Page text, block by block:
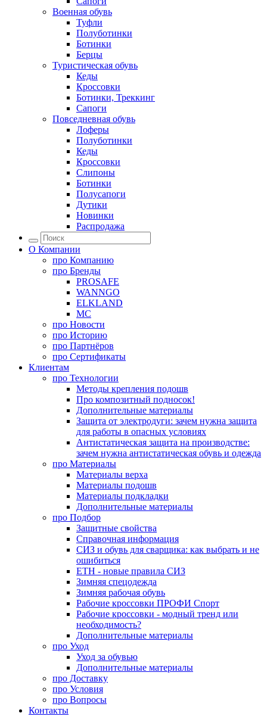
Военная обувь
Туфли
Полуботинки
Ботинки
Берцы
Туристическая обувь
Кеды
Кроссовки
Ботинки, Треккинг
Сапоги
Повседневная обувь
Лоферы
Полуботинки
Кеды
Кроссовки
Слипоны
Ботинки
Полусапоги
Дутики
Новинки
Распродажа
О Компании
про Компанию
про Бренды
PROSAFE
WANNGO
ELKLAND
MC
про Новости
про Историю
про Партнёров
про Сертификаты
Клиентам
про Технологии
Методы крепления подошв
Про композитный подносок!
Дополнительные материалы
Защита от электродуги: зачем нужна защита
для работы в опасных условиях
Антистатическая защита на производстве:
зачем нужна антистатическая обувь и одежда
про Материалы
Материалы верха
Материалы подошв
Материалы подкладки
Дополнительные материалы
про Подбор
Защитные свойства
Справочная информация
СИЗ и обувь для сварщика: как выбрать и не
ошибиться
ЕТН - новые правила СИЗ
Зимняя спецодежда
Зимняя рабочая обувь
Рабочие кроссовки ПРОФИ Спорт
Рабочие кроссовки - модный тренд или
необходимость?
Дополнительные материалы
про Уход
Уход за обувью
Дополнительные материалы
про Доставку
про Условия
про Вопросы
Контакты